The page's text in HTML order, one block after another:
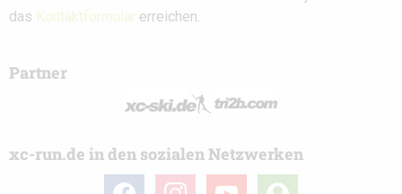
das Kontaktformular erreichen.
Partner
xc-run.de in den sozialen Netzwerken
facebook instagramyoutube
user-